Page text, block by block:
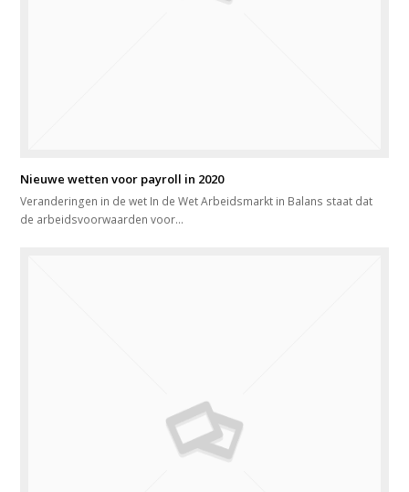
Nieuwe wetten voor payroll in 2020
Veranderingen in de wet In de Wet Arbeidsmarkt in Balans staat dat
de arbeidsvoorwaarden voor…